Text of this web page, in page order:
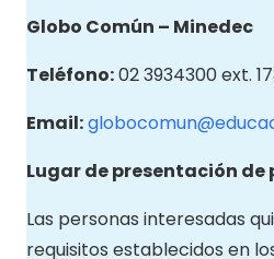
Globo Común – Minedec
Teléfono:02 3934300 ext.
Email:
Lugar de presentación
Las personas interesadas
requisitos establecidos en